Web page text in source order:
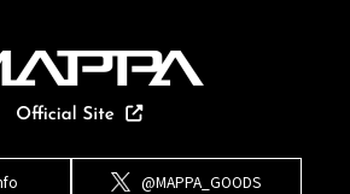
@MAPPA_GOODS